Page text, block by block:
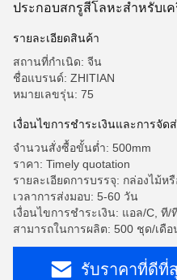
ประกอบสกรูสีโลหะสำหรับเ
รายละเอียดสินค้า
สถานที่กำเนิด: จีน
ชื่อแบรนด์: ZHITIAN
หมายเลขรุ่น: 75
เงื่อนไขการชำระเงินและการจัด
จำนวนสั่งซื้อขั้นต่ำ: 500mm
ราคา: Timely quotation
รายละเอียดการบรรจุ: กล่องไม้ห
เวลาการส่งมอบ: 5-60 วัน
เงื่อนไขการชำระเงิน: แอล/C, ที/
สามารถในการผลิต: 500 ชุด/เดือ
รับราคาที่ดีที่